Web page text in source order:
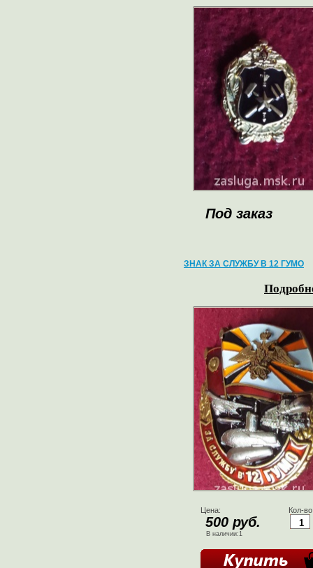
Под заказ
ЗНАК ЗА СЛУЖБУ В 12 ГУМО
Цена:
500 руб.
В наличии:1
Кол-